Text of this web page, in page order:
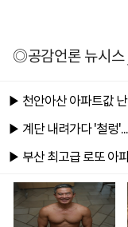
◎공감언론 뉴시스